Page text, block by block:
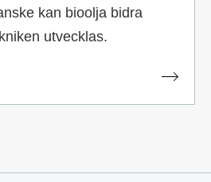
kan bioolja bidra
utvecklas.